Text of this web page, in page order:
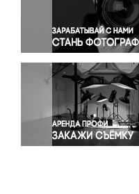
Правосудие
Происшествия и
Религия
Светская жизнь
Спорт
Экология
Экономика и